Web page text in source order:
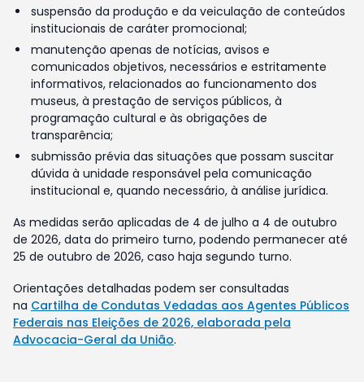
suspensão da produção e da veiculação de conteúdos
institucionais de caráter promocional;
manutenção apenas de notícias, avisos e
comunicados objetivos, necessários e estritamente
informativos, relacionados ao funcionamento dos
museus, à prestação de serviços públicos, à
programação cultural e às obrigações de
transparência;
submissão prévia das situações que possam suscitar
dúvida à unidade responsável pela comunicação
institucional e, quando necessário, à análise jurídica.
As medidas serão aplicadas de 4 de julho a 4 de outubro
de 2026, data do primeiro turno, podendo permanecer até
25 de outubro de 2026, caso haja segundo turno.
Orientações detalhadas podem ser consultadas
na Cartilha de Condutas Vedadas aos Agentes Públicos
Federais nas Eleições de 2026, elaborada pela
Advocacia-Geral da União.